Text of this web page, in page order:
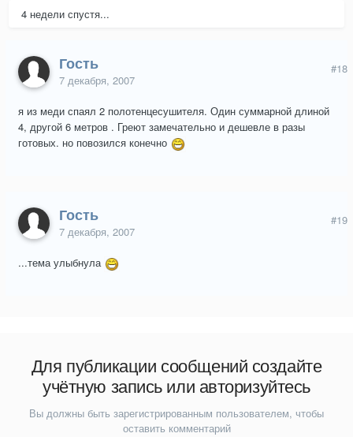
4 недели спустя...
Гость
7 декабря, 2007
#18
я из меди спаял 2 полотенцесушителя. Один суммарной длиной
4, другой 6 метров . Греют замечательно и дешевле в разы
готовых. но повозился конечно
Гость
7 декабря, 2007
#19
...тема улыбнула
Для публикации сообщений создайте
учётную запись или авторизуйтесь
Вы должны быть зарегистрированным пользователем, чтобы
оставить комментарий